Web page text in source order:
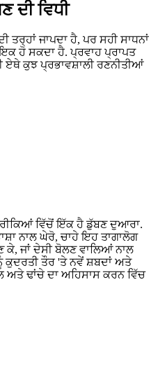
ਦੀ ਵਿਧੀ
ਜਾਪਦਾ ਹੈ, ਪਰ ਸਹੀ ਸਾਧਨਾਂ
ਹੋ ਸਕਦਾ ਹੈ. ਪ੍ਰਵਾਹ ਪ੍ਰਾਪਤ
ਕੁਝ ਪ੍ਰਭਾਵਸ਼ਾਲੀ ਰਣਨੀਤੀਆਂ
ਵਿੱਚੋਂ ਇੱਕ ਹੈ ਡੁੱਬਣ ਦੁਆਰਾ.
ਨਾਲ ਘੇਰੋ, ਚਾਹੇ ਇਹ ਤਾਗਾਲੋਗ
ਕੇ, ਜਾਂ ਦੇਸੀ ਬੋਲਣ ਵਾਲਿਆਂ ਨਾਲ
ਕੁਦਰਤੀ ਤੌਰ 'ਤੇ ਨਵੇਂ ਸ਼ਬਦਾਂ ਅਤੇ
ਅਤੇ ਢਾਂਚੇ ਦਾ ਅਹਿਸਾਸ ਕਰਨ ਵਿੱਚ